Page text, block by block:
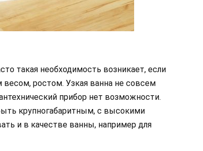
такая необходимость возникает, если
ростом. Узкая ванна не совсем
прибор нет возможности.
крупногабаритным, с высокими
и в качестве ванны, например для